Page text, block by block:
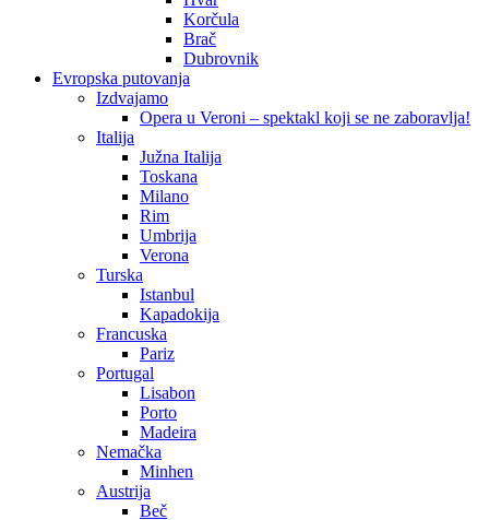
Korčula
Brač
Dubrovnik
Evropska putovanja
Izdvajamo
Opera u Veroni – spektakl koji se ne zaboravlja!
Italija
Južna Italija
Toskana
Milano
Rim
Umbrija
Verona
Turska
Istanbul
Kapadokija
Francuska
Pariz
Portugal
Lisabon
Porto
Madeira
Nemačka
Minhen
Austrija
Beč